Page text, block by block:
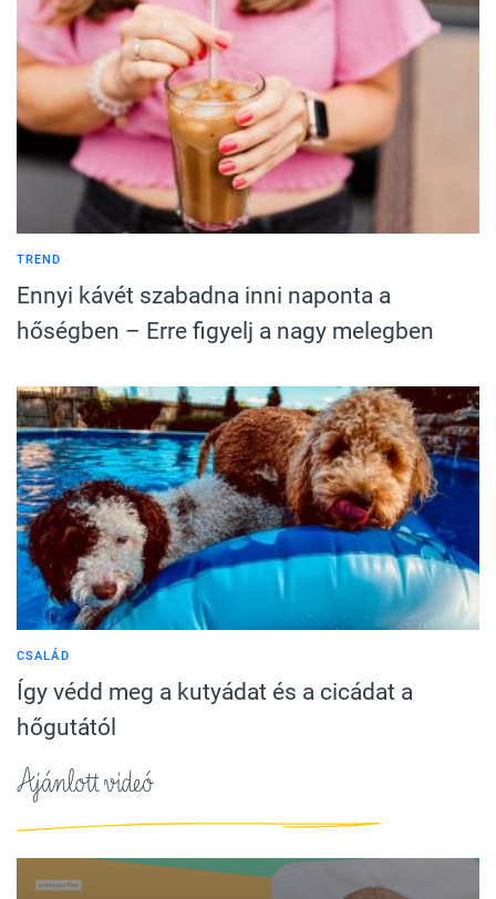
TREND
Ennyi kávét szabadna inni naponta a
hőségben – Erre figyelj a nagy melegben
CSALÁD
Így védd meg a kutyádat és a cicádat a
hőgutától
Ajánlott videó